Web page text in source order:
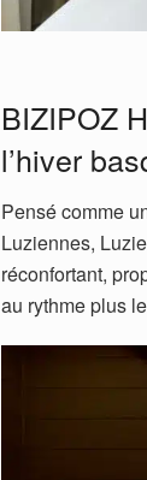
BIZIPOZ
l’hiver
Pensé comme
Luziennes,
réconfortant,
au rythme plus